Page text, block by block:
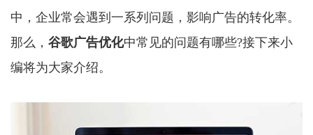
中，企业常会遇到一系列问题，影响广告的转化率。
那么， 谷歌广告优化中常见的问题有哪些?接下来小
编将为大家介绍。